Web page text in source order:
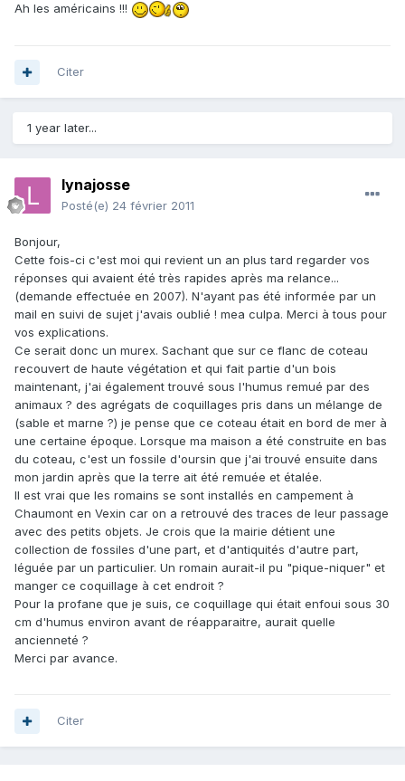
Ah les américains !!!
Citer
1 year later...
lynajosse
Posté(e) 24 février 2011
Bonjour,
Cette fois-ci c'est moi qui revient un an plus tard regarder vos
réponses qui avaient été très rapides après ma relance...
(demande effectuée en 2007). N'ayant pas été informée par un
mail en suivi de sujet j'avais oublié ! mea culpa. Merci à tous pour
vos explications.
Ce serait donc un murex. Sachant que sur ce flanc de coteau
recouvert de haute végétation et qui fait partie d'un bois
maintenant, j'ai également trouvé sous l'humus remué par des
animaux ? des agrégats de coquillages pris dans un mélange de
(sable et marne ?) je pense que ce coteau était en bord de mer à
une certaine époque. Lorsque ma maison a été construite en bas
du coteau, c'est un fossile d'oursin que j'ai trouvé ensuite dans
mon jardin après que la terre ait été remuée et étalée.
Il est vrai que les romains se sont installés en campement à
Chaumont en Vexin car on a retrouvé des traces de leur passage
avec des petits objets. Je crois que la mairie détient une
collection de fossiles d'une part, et d'antiquités d'autre part,
léguée par un particulier. Un romain aurait-il pu "pique-niquer" et
manger ce coquillage à cet endroit ?
Pour la profane que je suis, ce coquillage qui était enfoui sous 30
cm d'humus environ avant de réapparaitre, aurait quelle
ancienneté ?
Merci par avance.
Citer